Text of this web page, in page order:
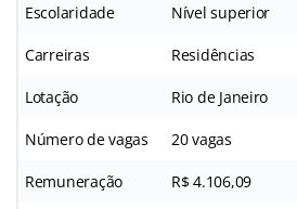
Escolaridade Nível superior
Carreiras Residências
Lotação Rio de Janeiro
Número de vagas 20 vagas
Remuneração R$ 4.106,09